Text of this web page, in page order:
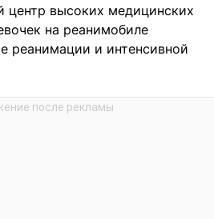
центр высоких медицинских
на реанимобиле
реанимации и интенсивной